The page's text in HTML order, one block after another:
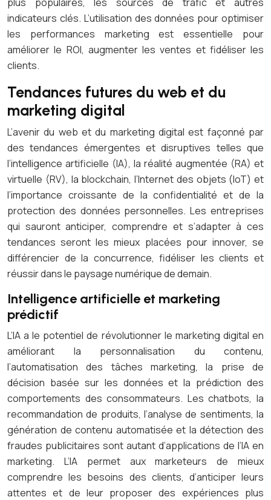
indicateurs clés. L’utilisation des données pour optimiser
les performances marketing est essentielle pour
améliorer le ROI, augmenter les ventes et fidéliser les
clients.
Tendances futures du web et du
marketing digital
L’avenir du web et du marketing digital est façonné par
des tendances émergentes et disruptives telles que
l’intelligence artificielle (IA), la réalité augmentée (RA) et
virtuelle (RV), la blockchain, l’Internet des objets (IoT) et
l’importance croissante de la confidentialité et de la
protection des données personnelles. Les entreprises
qui sauront anticiper, comprendre et s’adapter à ces
tendances seront les mieux placées pour innover, se
différencier de la concurrence, fidéliser les clients et
réussir dans le paysage numérique de demain.
Intelligence artificielle et marketing
prédictif
L’IA a le potentiel de révolutionner le marketing digital en
améliorant la personnalisation du contenu,
l’automatisation des tâches marketing, la prise de
décision basée sur les données et la prédiction des
comportements des consommateurs. Les chatbots, la
recommandation de produits, l’analyse de sentiments, la
génération de contenu automatisée et la détection des
fraudes publicitaires sont autant d’applications de l’IA en
marketing. L’IA permet aux marketeurs de mieux
comprendre les besoins des clients, d’anticiper leurs
attentes et de leur proposer des expériences plus